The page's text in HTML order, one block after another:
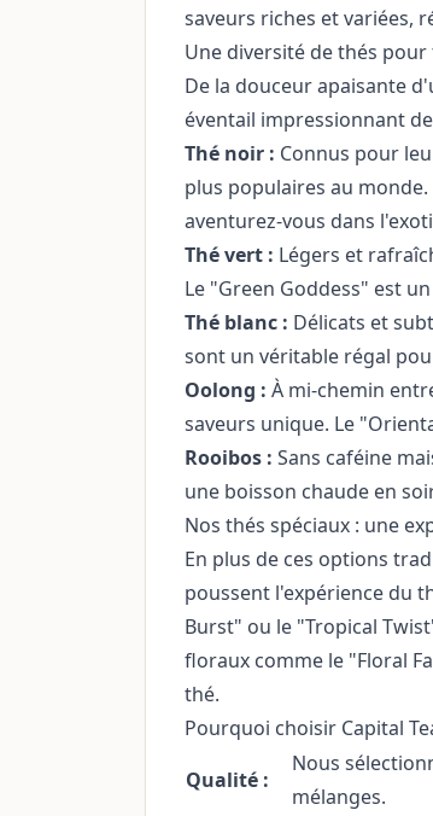
saveurs riches et variées,
Une diversité de thés pour
De la douceur apaisante
éventail impressionnant
Thé noir : Connus pour
plus populaires au
aventurez-vous dans
Thé vert : Légers et
Le "Green Goddess" est
Thé blanc : Délicats et
sont un véritable régal
Oolong : À mi-chemin
saveurs unique. Le
Rooibos : Sans caféine
une boisson chaude en
Nos thés spéciaux : une
En plus de ces options
poussent l'expérience du
Burst" ou le "Tropical
floraux comme le "Floral
thé.
Pourquoi choisir Capital
Qualité :
Nous
mélanges.